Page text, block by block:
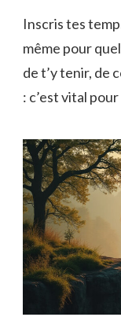
Inscris tes
même pour
de t’y tenir, de
: c’est vital